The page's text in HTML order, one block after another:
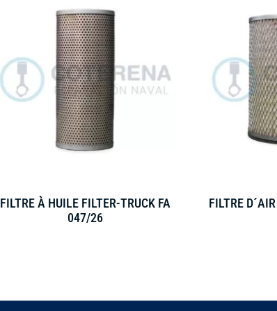
FILTRE À HUILE FILTER-TRUCK FA
047/26
FILTRE